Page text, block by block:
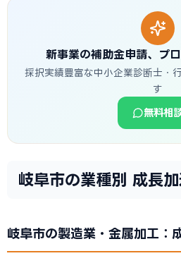
新事業の補助金申請、プ
採択実績豊富な中小企業診断士・
す
無料相
岐阜市の業種別 成長
岐阜市の製造業・金属加工：